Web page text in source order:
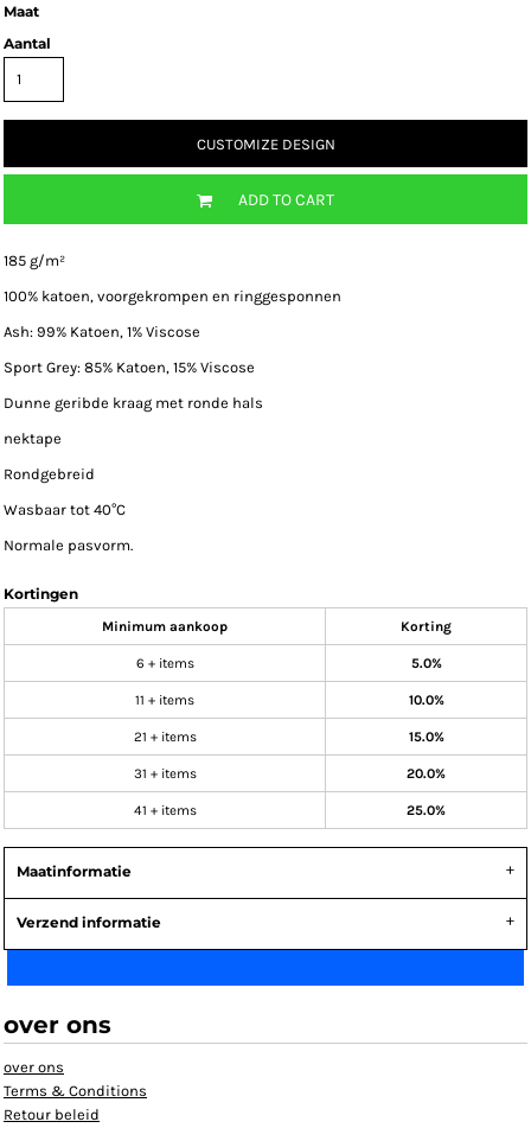
Maat
Aantal
CUSTOMIZE DESIGN
ADD TO CART
185 g/m²
100% katoen, voorgekrompen en ringgesponnen
Ash: 99% Katoen, 1% Viscose
Sport Grey: 85% Katoen, 15% Viscose
Dunne geribde kraag met ronde hals
nektape
Rondgebreid
Wasbaar tot 40°C
Normale pasvorm.
Kortingen
Minimum aankoop Korting
6 + items 5.0%
11 + items 10.0%
21 + items 15.0%
31 + items 20.0%
41 + items 25.0%
Maatinformatie
Verzend informatie
over ons
over ons
Terms & Conditions
Retour beleid